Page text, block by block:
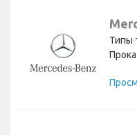
Типы